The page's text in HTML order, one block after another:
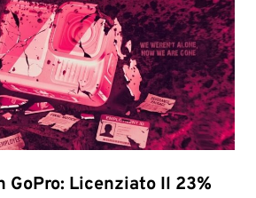
GoPro: Licenziato Il 23%